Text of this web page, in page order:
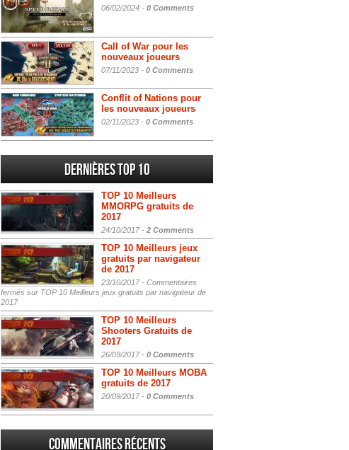
06/02/2024 - 0 Comments
Call of War pour les
nouveaux joueurs
07/11/2023 - 0 Comments
Conflit of Nations pour
les nouveaux joueurs
02/11/2023 - 0 Comments
Dernières Top 10
TOP 10 Meilleurs
MMORPG gratuits de
2017
24/10/2017 - 2 Comments
TOP 10 Meilleurs jeux
gratuits par navigateur
de 2017
23/10/2017 - Commentaires
fermés sur TOP 10 Meilleurs jeux gratuits par navigateur de
2017
TOP 10 Meilleurs
Shooters Gratuits de
2017
26/09/2017 - 0 Comments
TOP 10 Meilleurs MOBA
gratuits de 2017
20/09/2017 - 0 Comments
Commentaires récents